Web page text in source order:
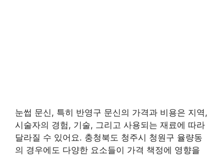
눈썹 문신, 특히 반영구 문신의 가격과 비용은 지역,
시술자의 경험, 기술, 그리고 사용되는 재료에 따라
달라질 수 있어요. 충청북도 청주시 청원구 율량동
의 경우에도 다양한 요소들이 가격 책정에 영향을